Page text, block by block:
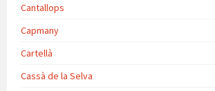
Cantallops
Capmany
Cartellà
Cassà de la Selva